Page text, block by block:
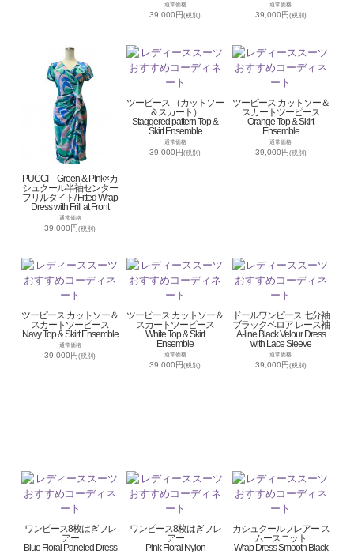
通常価格
39,000円(税別)
通常価格
39,000円(税別)
PUCCI Green & PInk×カ
シュクール半袖センター
フリルタイト/ Fitted Wrap
Dress with Frill at Front
通常価格
39,000円(税別)
ツーピース （カットソー
＆スカート）
Staggered pattern Top &
Skirt Ensemble
通常価格
39,000円(税別)
ツーピース カットソー＆
スカートツーピース
Orange Top & Skirt
Ensemble
通常価格
39,000円(税別)
ツーピース カットソー＆
スカートツーピース
Navy Top & Skirt Ensemble
通常価格
39,000円(税別)
ツーピース カットソー＆
スカートツーピース
White Top & Skirt
Ensemble
通常価格
39,000円(税別)
ドールワンピース 七分袖
ブラックベロア レース袖
A-line Black Velour Dress
with Lace Sleeve
通常価格
39,000円(税別)
ワンピース8枚はぎフレ
アー
Blue Floral Paneled Dress
ワンピース8枚はぎフレ
アー
Pink Floral Nylon
カシュクールフレアー ス
ムースニット
Wrap Dress Smooth Black